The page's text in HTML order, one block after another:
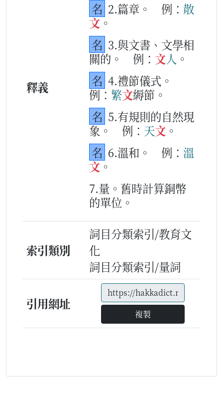
釋義
名 2.篇章。 例： 散
文。
名 3.與文書、文學相
關的。
例： 文人 。
名 4.禮節儀式。
例： 繁文縟節。
名 5.有規則的自然現
象。
例： 天文 。
名 6.溫和。 例： 溫
文。
7.量。舊時計算銅幣
的單位。
索引類別
詞目分類索引/教育文
化
詞目分類索引/量詞
引用網址
複製